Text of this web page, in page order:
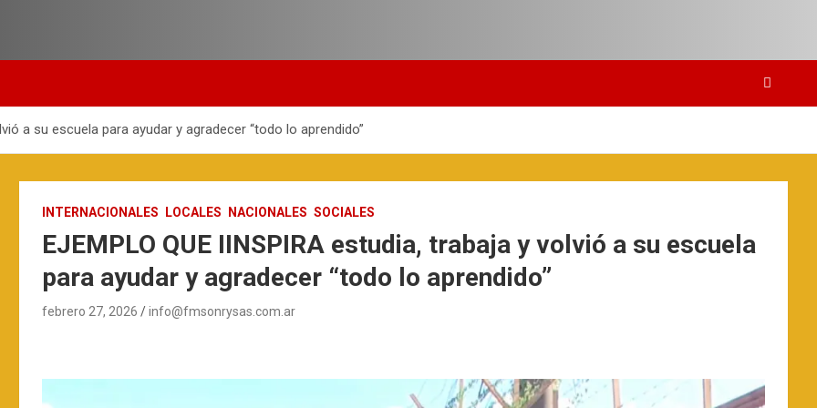
a su escuela para ayudar y agradecer “todo lo aprendido”
INTERNACIONALES LOCALES NACIONALES SOCIALES
EJEMPLO QUE IINSPIRA estudia, trabaja y volvió a su escuela
para ayudar y agradecer “todo lo aprendido”
febrero 27, 2026 info@fmsonrysas.com.ar